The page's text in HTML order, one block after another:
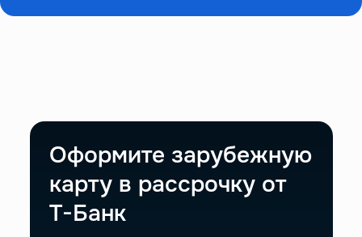
Оформите зарубежную
карту в рассрочку от
Т-Банк